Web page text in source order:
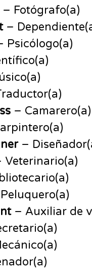
– Fotógrafo(a)
–
Psicólogo(a)
– Camarero(a)
–
Veterinario(a)
– Auxiliar de